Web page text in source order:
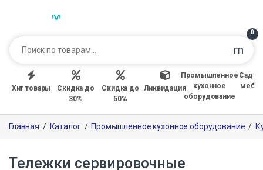
0
Хит товары
Скидка до
30%
Скидка до
50%
Ликвидация
Промышленное
кухонное
оборудование
Главная / Каталог / Промышленное кухонное оборудование /
Тележки сервировочные